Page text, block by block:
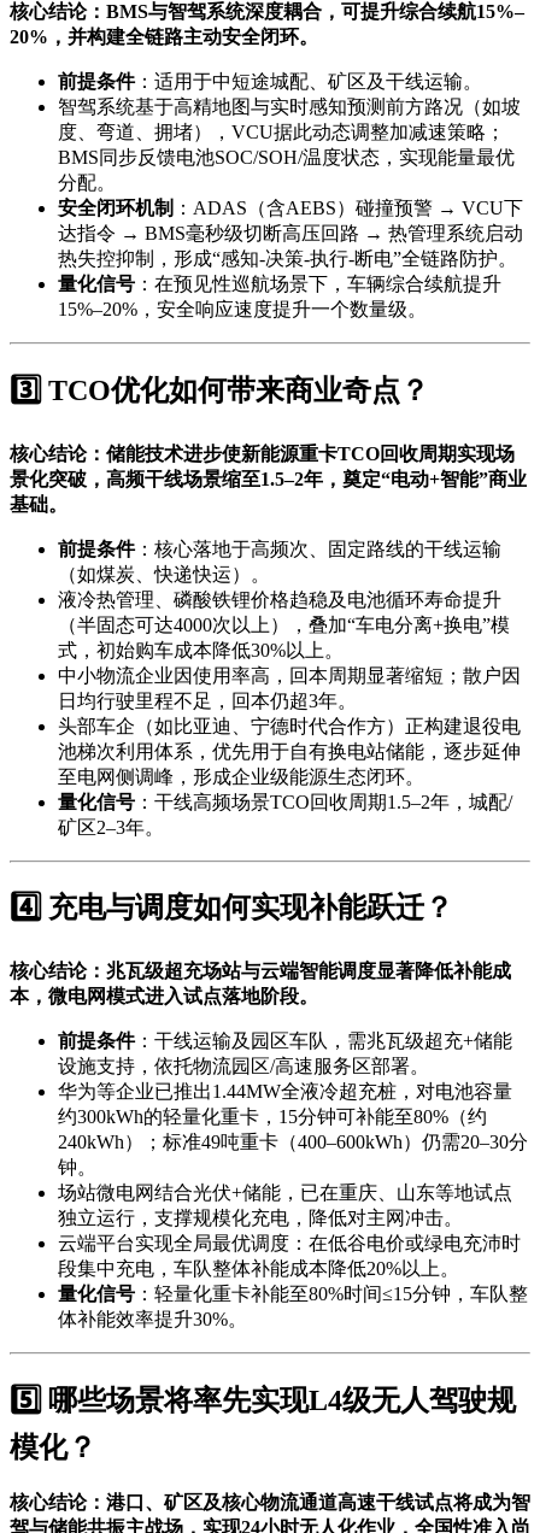
核心结论：BMS与智驾系统深度耦合，可提升综合续航15%–
20%，并构建全链路主动安全闭环。
前提条件：适用于中短途城配、矿区及干线运输。
智驾系统基于高精地图与实时感知预测前方路况（如坡
度、弯道、拥堵），VCU据此动态调整加减速策略；
BMS同步反馈电池SOC/SOH/温度状态，实现能量最优
分配。
安全闭环机制 ：ADAS（含AEBS）碰撞预警 → VCU下
达指令 → BMS毫秒级切断高压回路 → 热管理系统启动
热失控抑制，形成“感知-决策-执行-断电”全链路防护。
量化信号 ：在预见性巡航场景下，车辆综合续航提升
15%–20%，安全响应速度提升一个数量级。
3️⃣ TCO优化如何带来商业奇点？
核心结论：储能技术进步使新能源重卡TCO回收周期实现场
景化突破，高频干线场景缩至1.5–2年，奠定“电动+智能”商业
基础。
前提条件：核心落地于高频次、固定路线的干线运输
（如煤炭、快递快运）。
液冷热管理、磷酸铁锂价格趋稳及电池循环寿命提升
（半固态可达4000次以上），叠加“车电分离+换电”模
式，初始购车成本降低30%以上。
中小物流企业因使用率高，回本周期显著缩短；散户因
日均行驶里程不足，回本仍超3年。
头部车企（如比亚迪、宁德时代合作方）正构建退役电
池梯次利用体系，优先用于自有换电站储能，逐步延伸
至电网侧调峰，形成企业级能源生态闭环。
量化信号 ：干线高频场景TCO回收周期1.5–2年，城配/
矿区2–3年。
4️⃣ 充电与调度如何实现补能跃迁？
核心结论：兆瓦级超充场站与云端智能调度显著降低补能成
本，微电网模式进入试点落地阶段。
前提条件：干线运输及园区车队，需兆瓦级超充+储能
设施支持，依托物流园区/高速服务区部署。
华为等企业已推出1.44MW全液冷超充桩，对电池容量
约300kWh的轻量化重卡，15分钟可补能至80%（约
240kWh）；标准49吨重卡（400–600kWh）仍需20–30分
钟。
场站微电网结合光伏+储能，已在重庆、山东等地试点
独立运行，支撑规模化充电，降低对主网冲击。
云端平台实现全局最优调度：在低谷电价或绿电充沛时
段集中充电，车队整体补能成本降低20%以上。
量化信号 ：轻量化重卡补能至80%时间≤15分钟，车队整
体补能效率提升30%。
5️⃣ 哪些场景将率先实现L4级无人驾驶规
模化？
核心结论：港口、矿区及核心物流通道高速干线试点将成为智
驾与储能共振主战场，实现24小时无人化作业，全国性准入尚